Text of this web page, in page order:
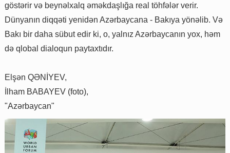
göstərir və beynəlxalq əməkdaşlığa real töhfələr verir.
Dünyanın diqqəti yenidən Azərbaycana - Bakıya yönəlib. Və
Bakı bir daha sübut edir ki, o, yalnız Azərbaycanın yox, həm
də qlobal dialoqun paytaxtıdır.
Elşən QƏNİYEV,
İlham BABAYEV (foto),
"Azərbaycan"